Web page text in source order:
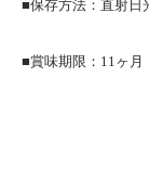
■保存方法：直射日
■賞味期限：11ヶ月